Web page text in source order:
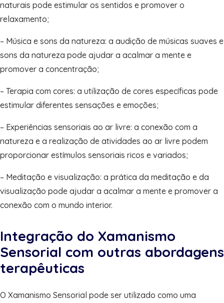
naturais pode estimular os sentidos e promover o
relaxamento;
– Música e sons da natureza: a audição de músicas suaves e
sons da natureza pode ajudar a acalmar a mente e
promover a concentração;
– Terapia com cores: a utilização de cores específicas pode
estimular diferentes sensações e emoções;
– Experiências sensoriais ao ar livre: a conexão com a
natureza e a realização de atividades ao ar livre podem
proporcionar estímulos sensoriais ricos e variados;
– Meditação e visualização: a prática da meditação e da
visualização pode ajudar a acalmar a mente e promover a
conexão com o mundo interior.
Integração do Xamanismo
Sensorial com outras abordagens
terapêuticas
O Xamanismo Sensorial pode ser utilizado como uma